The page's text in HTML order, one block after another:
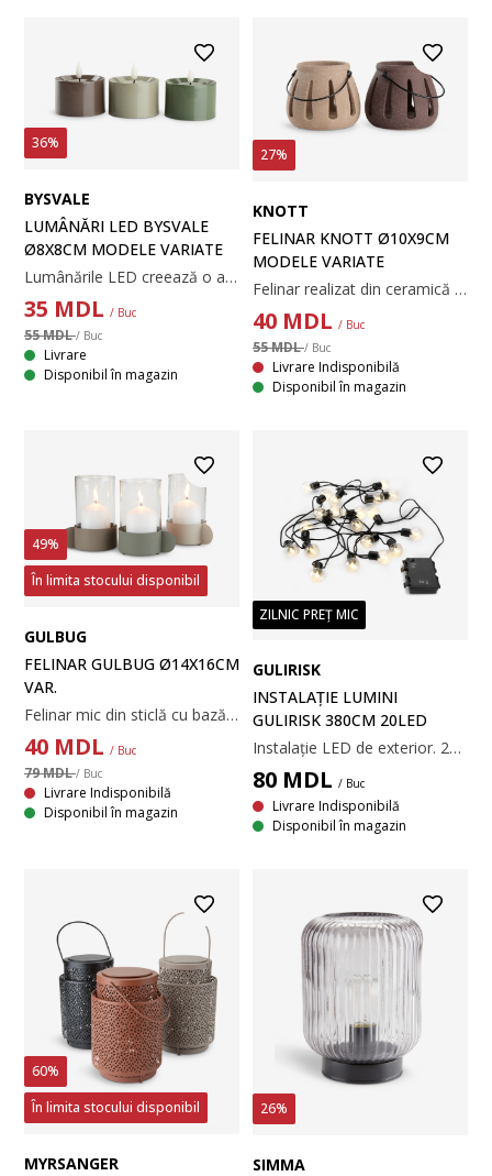
36%
BYSVALE
LUMÂNĂRI LED BYSVALE
Ø8X8CM MODELE VARIATE
Lumânările LED creează o atmosferă caldă și primitoare în grădina sau în casa dumneavoastră. Sunt o alternativă sigură, fără flacără, la lumânările reale și dispun de o funcție practică de temporizator. Necesită 2 baterii AA (nu sunt incluse). Disponibile în diverse culori și vândute individual. Ø8 x H8 cm
35 MDL / Buc
55 MDL/ Buc
Livrare
Disponibil în magazin
27%
KNOTT
FELINAR KNOTT Ø10X9CM
MODELE VARIATE
Felinar realizat din ceramică texturată cu decupaje verticale pentru a crea o lumină caldă, decorativă. Dimensiunea sa compactă și mânerul din oțel îl fac ușor de așezat în grădină sau pe balcon. Disponibil în culori variate și vândut individual. Ø10 x H9 cm
40 MDL / Buc
55 MDL/ Buc
Livrare Indisponibilă
Disponibil în magazin
49%
În limita stocului disponibil
GULBUG
FELINAR GULBUG Ø14X16CM
VAR.
Felinar mic din sticlă cu bază din oțel vopsit electrostatic, disponibil în culori variate. Felinarul este potrivit pentru lumânări lungi și creează o strălucire caldă și primitoare. Ideal pentru a fi așezat pe masa din grădină sau pe masa din sufragerie pentru a crea o atmosferă confortabilă. Ø10x16 cm
40 MDL / Buc
79 MDL/ Buc
Livrare Indisponibilă
Disponibil în magazin
ZILNIC PREȚ MIC
GULIRISK
INSTALAȚIE LUMINI
GULIRISK 380CM 20LED
Instalație LED de exterior. 20 LED. Lumină albă caldă. Cu temporizator. Excl. baterii. 3,8 m luminițe + 0,5 m cablu
80 MDL / Buc
Livrare Indisponibilă
Disponibil în magazin
60%
În limita stocului disponibil
MYRSANGER
26%
SIMMA